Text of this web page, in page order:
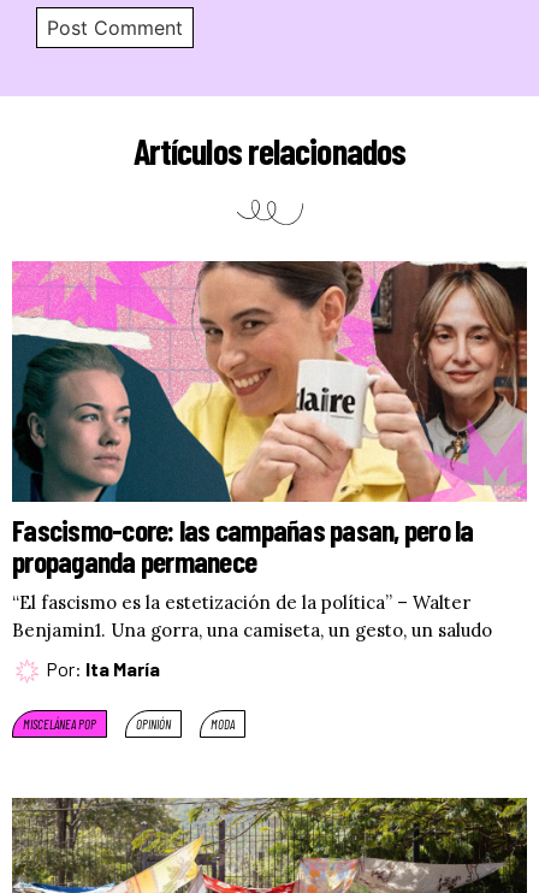
Artículos relacionados
Fascismo-core: las campañas pasan, pero la
propaganda permanece
“El fascismo es la estetización de la política” – Walter
Benjamin1. Una gorra, una camiseta, un gesto, un saludo
Por: Ita María
MISCELÁNEA POP OPINIÓN MODA